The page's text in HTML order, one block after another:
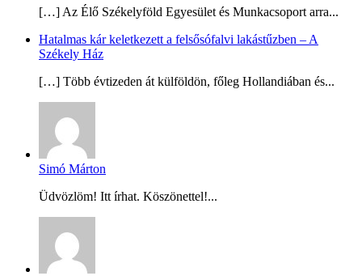
[…] Az Élő Székelyföld Egyesület és Munkacsoport arra...
Hatalmas kár keletkezett a felsősófalvi lakástűzben – A
Székely Ház
[…] Több évtizeden át külföldön, főleg Hollandiában és...
Simó Márton
Üdvözlöm! Itt írhat. Köszönettel!...